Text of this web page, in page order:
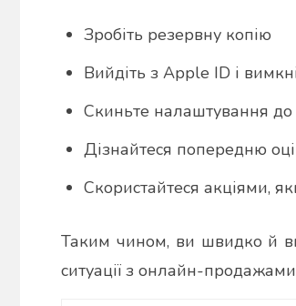
Зробіть резервну копію
Вийдіть з Apple ID і
Скиньте налаштування до
Дізнайтеся попередню
Скористайтеся акціями,
Таким чином, ви швидко й
ситуації з онлайн-